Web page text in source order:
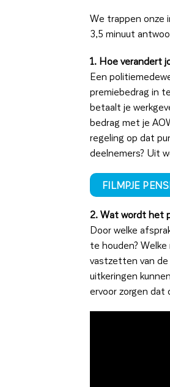
We trappen onze
3,5 minuut
1. Hoe verandert
Een
premiebedrag in
betaalt je
bedrag met je
regeling op dat
deelnemers? Uit
FILMPJE
2. Wat wordt het
Door welke
te houden?
vastzetten van de
uitkeringen
ervoor zorgen dat